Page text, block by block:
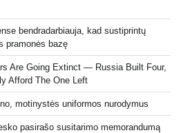
bendradarbiauja, kad sustiprintų
pramonės bazę
Are Going Extinct — Russia Built Four,
Afford The One Left
motinystės uniformos nurodymus
pasirašo susitarimo memorandumą